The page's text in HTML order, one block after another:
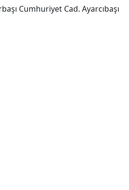
Cumhuriyet Cad. Ayarcıbaşı